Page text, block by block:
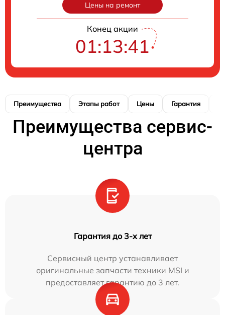
Цены на ремонт
Конец акции
01:13:40
Преимущества Этапы работ Цены Гарантия
Преимущества сервис-
центра
Гарантия до 3-х лет
Сервисный центр устанавливает
оригинальные запчасти техники MSI и
предоставляет гарантию до 3 лет.